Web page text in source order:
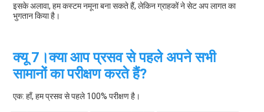
इसके अलावा, हम कस्टम नमूना बना सकते हैं, लेकिन ग्राहकों ने सेट अप लागत का
भुगतान किया है।
क्यू 7।क्या आप प्रसव से पहले अपने सभी
सामानों का परीक्षण करते हैं?
एक: हाँ, हम प्रसव से पहले 100% परीक्षण है।